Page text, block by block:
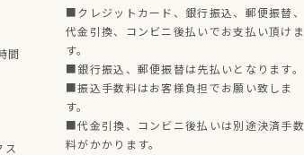
間
ス
■クレジットカード、銀行振込、郵便振替、
代金引換、コンビニ後払いでお支払い頂けま
す。
■銀行振込、郵便振替は先払いとなります。
■振込手数料はお客様負担でお願い致しま
す。
■代金引換、コンビニ後払いは別途決済手数
料がかかります。